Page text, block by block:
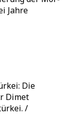
Jahre
Die
Dimet
/